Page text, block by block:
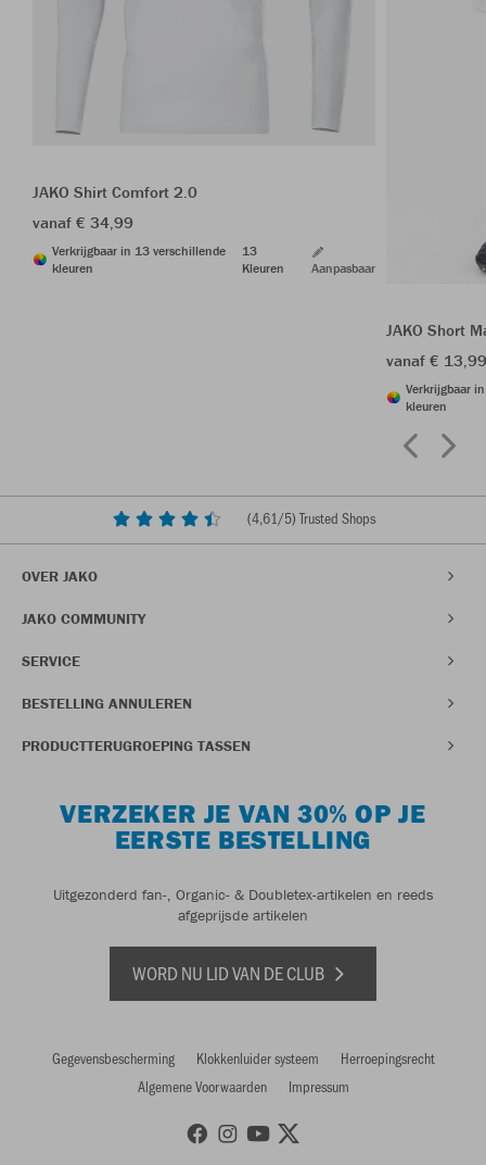
JAKO Shirt Comfort 2.0
vanaf € 34,99
Verkrijgbaar in 13 verschillende
kleuren
13
Kleuren
Aanpasbaar
JAKO Short
vanaf €
Verkrijgbaar
kleuren
(4,61/5) Trusted Shops
OVER JAKO
JAKO COMMUNITY
SERVICE
BESTELLING ANNULEREN
PRODUCTTERUGROEPING TASSEN
VERZEKER JE VAN 30% OP JE
EERSTE BESTELLING
Uitgezonderd fan-, Organic- & Doubletex-artikelen en reeds
afgeprijsde artikelen
WORD NU LID VAN DE CLUB
Gegevensbescherming Klokkenluider systeem
Herroepingsrecht
Algemene Voorwaarden
Impressum